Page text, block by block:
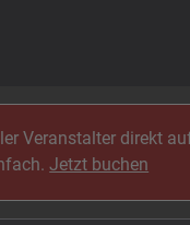
Veranstalter direkt
Jetzt buchen